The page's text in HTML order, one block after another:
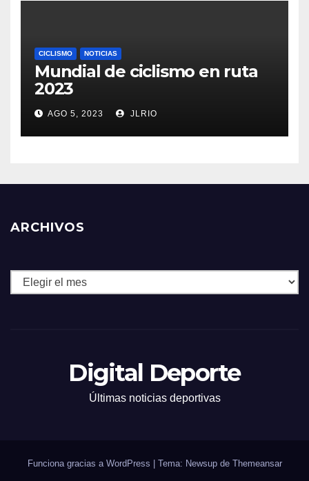
CICLISMO NOTICIAS
Mundial de ciclismo en ruta
2023
AGO 5, 2023 JLRIO
ARCHIVOS
Archivos
Digital Deporte
Últimas noticias deportivas
Funciona gracias a WordPress Tema: Newsup de Themeansar